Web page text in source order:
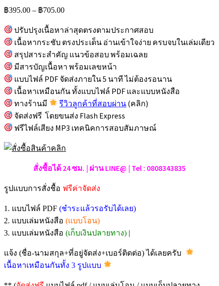
฿395.00 – ฿705.00Price
฿395.00
through
ปรับปรุงเนื้อหาล่าสุดตรงตามประกาศสอบ
เนื้อหากระชับ ตรงประเด็น อ่านเข้าใจง่าย ครบจบในเล่มเดียว
สรุปสาระสำคัญ แนวข้อสอบ พร้อมเฉลย
มีสารบัญเนื้อหา พร้อมเลขหน้า
แบบไฟล์ PDF จัดส่งภายใน 5 นาที ไม่ต้องรอนาน
เนื้อหาเหมือนกัน ทั้งแบบไฟล์ PDF และแบบหนังสือ
ทางร้านมี
รีวิวลูกค้าที่สอบผ่าน (คลิก)
จัดส่งฟรี โดยขนส่ง Flash Express
ฟรีไฟล์เสียง MP3 เทคนิคการสอบสัมภาษณ์
สั่งซื้อได้ 24 ซม. | ผ่าน LINE@ | Tel : 0808343835
รูปแบบการสั่งชื้อ ฟรีค่าจัดส่ง
1. แบบไฟล์ PDF (ชำระแล้วรอรับได้เลย)
2. แบบเล่มหนังสือ (แบบโอน)
3. แบบเล่มหนังสือ (เก็บเงินปลายทาง) |
แจ้ง (ชื่อ-นามสกุล+ที่อยู่จัดส่ง+เบอร์ติดต่อ) ได้เลยครับ
เนื้อหาเหมือนกันทั้ง 3 รูปแบบ